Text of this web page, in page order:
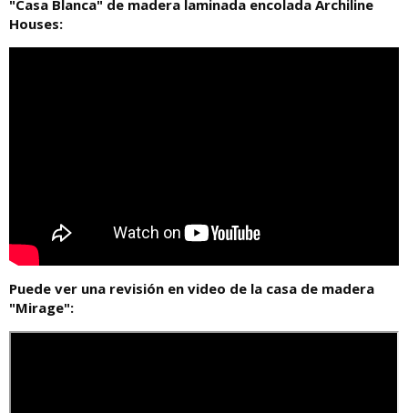
"Casa Blanca" de madera laminada encolada Archiline
Houses:
Puede ver una revisión en video de la casa de madera
"Mirage":